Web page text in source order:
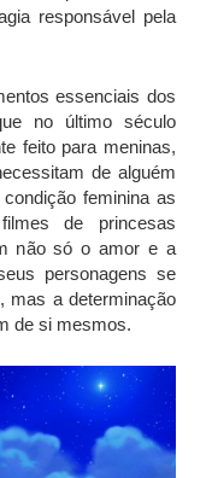
responsável pela
essenciais dos
no último século
feito para meninas,
de alguém
feminina as
de princesas
não só o amor e a
personagens se
mas a determinação
de si mesmos.